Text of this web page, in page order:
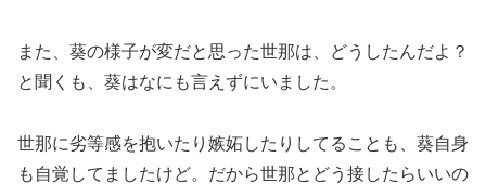
また、葵の様子が変だと思った世那は、どうしたんだよ？
と聞くも、葵はなにも言えずにいました。
世那に劣等感を抱いたり嫉妬したりしてることも、葵自身
も自覚してましたけど。だから世那とどう接したらいいの